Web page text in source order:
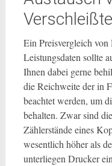
Ein Preisvergleich
Leistungsdaten sollte
Ihnen dabei gerne
die Reichweite der in
beachtet werden, um
behalten. Zwar sind
Zählerstände eines
wesentlich höher als
unterliegen Drucker